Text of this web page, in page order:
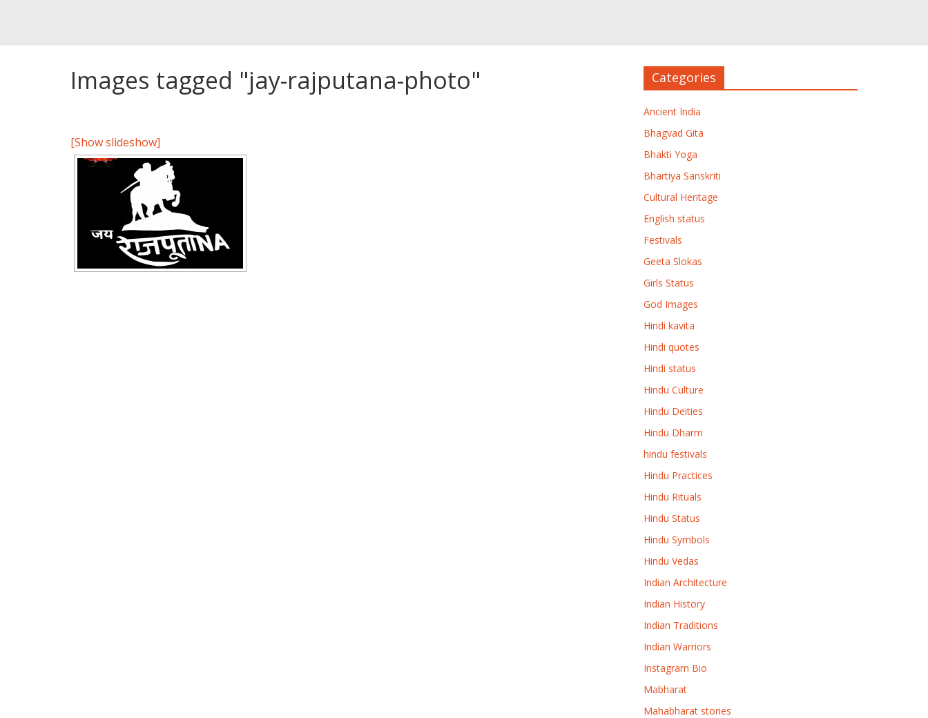
Images tagged "jay-rajputana-photo"
[Show slideshow]
Categories
Ancient India
Bhagvad Gita
Bhakti Yoga
Bhartiya Sanskriti
Cultural Heritage
English status
Festivals
Geeta Slokas
Girls Status
God Images
Hindi kavita
Hindi quotes
Hindi status
Hindu Culture
Hindu Deities
Hindu Dharm
hindu festivals
Hindu Practices
Hindu Rituals
Hindu Status
Hindu Symbols
Hindu Vedas
Indian Architecture
Indian History
Indian Traditions
Indian Warriors
Instagram Bio
Mabharat
Mahabharat stories